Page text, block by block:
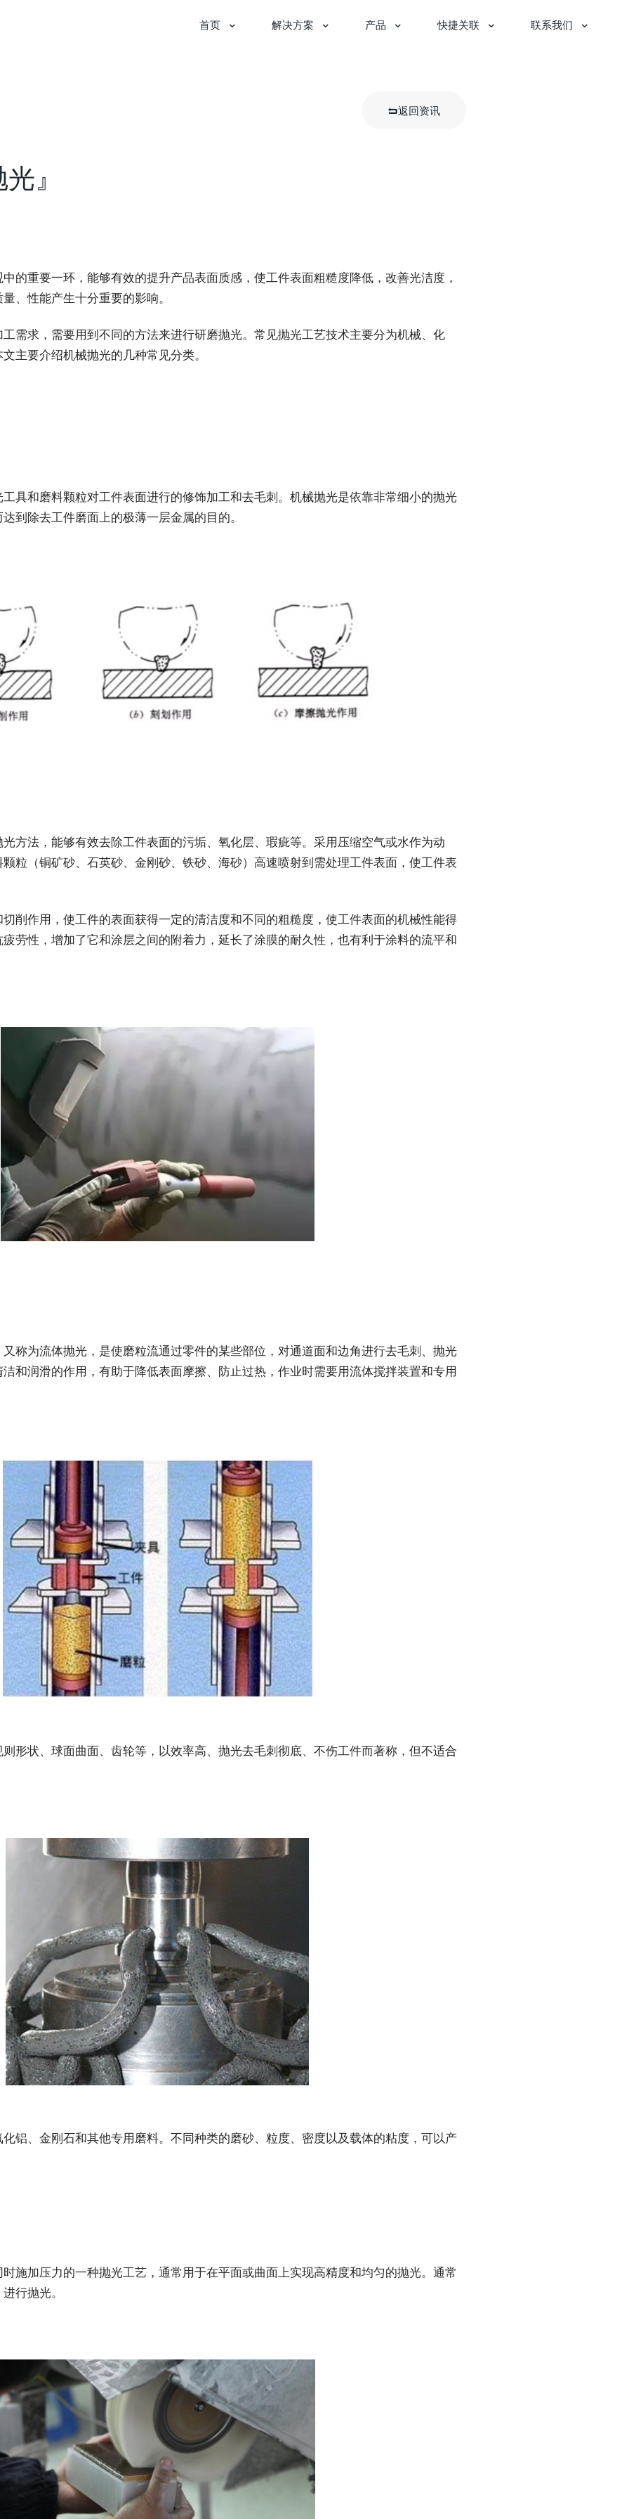
首页 解决方案 产品 快捷关联 联系我们
返回资讯
』
的重要一环，能够有效的提升产品表面质感，使工件表面粗糙度降低，改善光洁度，
、性能产生十分重要的影响。
需求，需要用到不同的方法来进行研磨抛光。常见抛光工艺技术主要分为机械、化
主要介绍机械抛光的几种常见分类。
具和磨料颗粒对工件表面进行的修饰加工和去毛刺。机械抛光是依靠非常细小的抛光
到除去工件磨面上的极薄一层金属的目的。
方法，能够有效去除工件表面的污垢、氧化层、瑕疵等。采用压缩空气或水作为动
粒（铜矿砂、石英砂、金刚砂、铁砂、海砂）高速喷射到需处理工件表面，使工件表
削作用，使工件的表面获得一定的清洁度和不同的粗糙度，使工件表面的机械性能得
劳性，增加了它和涂层之间的附着力，延长了涂膜的耐久性，也有利于涂料的流平和
称为流体抛光，是使磨粒流通过零件的某些部位，对通道面和边角进行去毛刺、抛光
和润滑的作用，有助于降低表面摩擦、防止过热，作业时需要用流体搅拌装置和专用
形状、球面曲面、齿轮等，以效率高、抛光去毛刺彻底、不伤工件而著称，但不适合
铝、金刚石和其他专用磨料。不同种类的磨砂、粒度、密度以及载体的粘度，可以产
施加压力的一种抛光工艺，通常用于在平面或曲面上实现高精度和均匀的抛光。通常
行抛光。